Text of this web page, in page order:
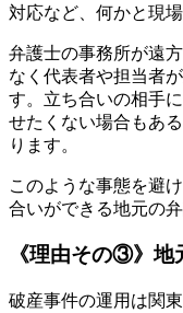
対応など、何かと現
弁護士の事務所が遠
なく代表者や担当者
す。立ち合いの相手
せたくない場合もあ
ります。
このような事態を避
合いができる地元の
《理由その③》地
破産事件の運用は関